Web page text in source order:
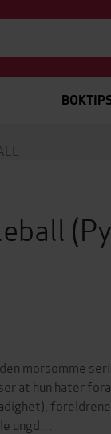
morsomme
at hun hater
ungd…